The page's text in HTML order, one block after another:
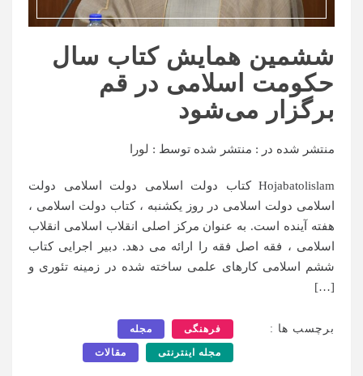
ششمین همایش کتاب سال
حکومت اسلامی در قم
برگزار می‌شود
منتشر شده در : منتشر شده توسط : لورا
Hojabatolislam کتاب دولت اسلامی دولت اسلامی دولت
اسلامی دولت اسلامی در روز یکشنبه ، کتاب دولت اسلامی ،
هفته آینده است. به عنوان مرکز اصلی انقلاب اسلامی انقلاب
اسلامی ، فقه اصل فقه را ارائه می دهد. دبیر اجرایی کتاب
ششم اسلامی کارهای علمی ساخته شده در زمینه تئوری و
[…]
برچسب ها : فرهنگی مجله
مجله اینترنتی مقالات